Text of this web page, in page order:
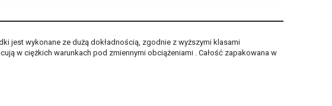
jest wykonane ze dużą dokładnością, zgodnie z wyższymi klasami
w ciężkich warunkach pod zmiennymi obciążeniami . Całość zapakowana w